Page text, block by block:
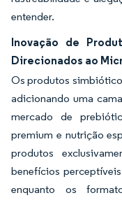
entender.
Inovação de
Direcionados ao
Os produtos
adicionando uma
mercado de
premium e nutrição
produtos
benefícios
enquanto os